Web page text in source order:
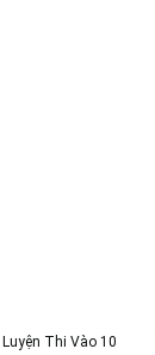
Thi Vào 10